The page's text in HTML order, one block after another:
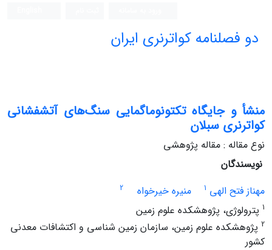
دو فصلنامه کواترنری ایران
منشأ و جایگاه تکتونوماگمایی سنگ‌های آتشفشانی
کواترنری سبلان
نوع مقاله : مقاله پژوهشی
نویسندگان
مهناز فتح الهی 1 منیره خیرخواه
2
1 پترولوژی، پژوهشکده علوم زمین
2 پژوهشکده علوم زمین، سازمان زمین شناسی و اکتشافات معدنی
کشور